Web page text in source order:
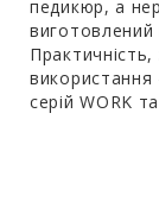
педикюр, а
виготовлений
Практичність,
використання
серій WORK та